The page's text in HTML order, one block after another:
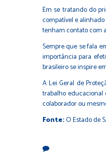
Em se tratando do
compatível e
tenham contato com
Sempre que se fala
importância para
brasileiro se inspire
A Lei Geral de
trabalho educacional
colaborador ou
Fonte:O Estado de